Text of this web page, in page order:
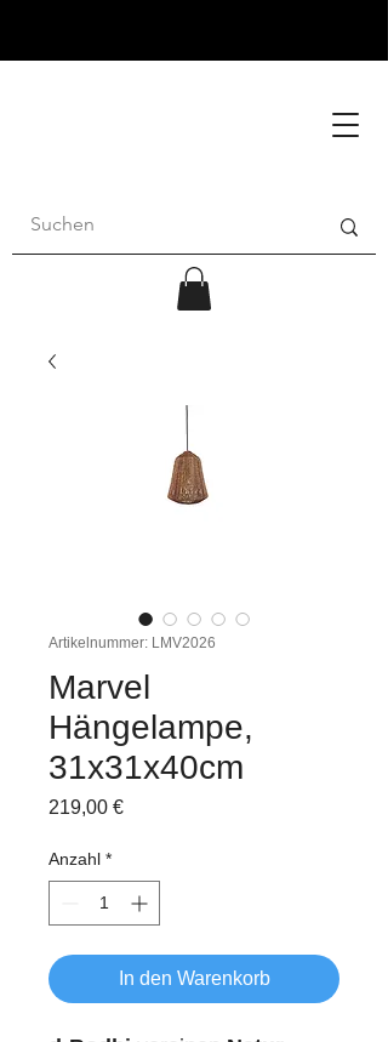
Artikelnummer: LMV2026
Marvel
Hängelampe,
31x31x40cm
219,00 €Preis
Anzahl *
In den Warenkorb